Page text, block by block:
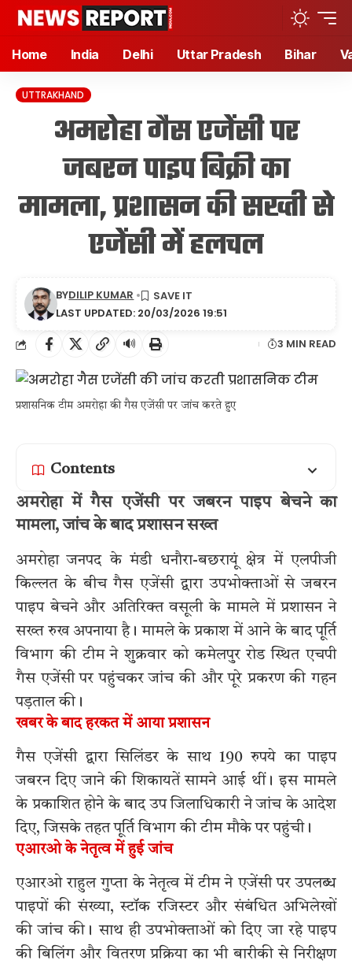
Home India Delhi Uttar Pradesh Bihar
UTTRAKHAND
अमरोहा गैस एजेंसी पर
जबरन पाइप बिक्री का
मामला, प्रशासन की सख्ती से
एजेंसी में हलचल
LAST UPDATED: 20/03/2026 19:51
BYDILIP KUMAR
🔊 3 MIN READ
प्रशासनिक टीम अमरोहा की गैस एजेंसी पर जांच करते हुए
Contents
अमरोहा में गैस एजेंसी पर जबरन पाइप बेचने का
मामला, जांच के बाद प्रशासन सख्त
अमरोहा जनपद के मंडी धनौरा-बछरायूं क्षेत्र में एलपीजी
किल्लत के बीच गैस एजेंसी द्वारा उपभोक्ताओं से जबरन
पाइप बेचने और अतिरिक्त वसूली के मामले में प्रशासन ने
सख्त रुख अपनाया है। मामले के प्रकाश में आने के बाद पूर्ति
विभाग की टीम ने शुक्रवार को कमेलपुर रोड स्थित एचपी
गैस एजेंसी पर पहुंचकर जांच की और पूरे प्रकरण की गहन
पड़ताल की।
खबर के बाद हरकत में आया प्रशासन
गैस एजेंसी द्वारा सिलिंडर के साथ 190 रुपये का पाइप
जबरन दिए जाने की शिकायतें सामने आई थीं। इस मामले
के प्रकाशित होने के बाद उप जिलाधिकारी ने जांच के आदेश
दिए, जिसके तहत पूर्ति विभाग की टीम मौके पर पहुंची।
एआरओ के नेतृत्व में हुई जांच
एआरओ राहुल गुप्ता के नेतृत्व में टीम ने एजेंसी पर उपलब्ध
पाइपों की संख्या, स्टॉक रजिस्टर और संबंधित अभिलेखों
की जांच की। साथ ही उपभोक्ताओं को दिए जा रहे पाइप
की बिलिंग और वितरण प्रक्रिया का भी बारीकी से निरीक्षण